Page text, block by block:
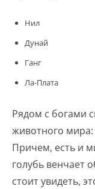
Нил
Дунай
Ганг
Ла-Плата
Рядом с богами
животного мира:
Причем, есть и
голубь венчает
стоит увидеть,